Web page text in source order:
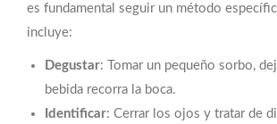
es fundamental seguir un método
incluye:
Degustar: Tomar un pequeño sorbo,
bebida recorra la boca.
Identificar: Cerrar los ojos y tratar de